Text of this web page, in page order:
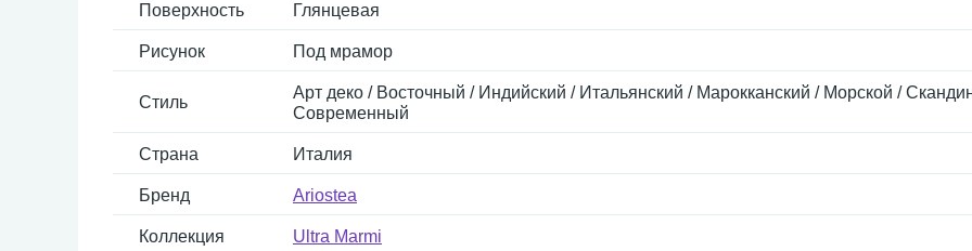
Поверхность Глянцевая
Рисунок Под мрамор
Стиль
Арт деко / Восточный / Индийский / Итальянский / Марокканский / Морской /
Современный
Страна Италия
Бренд Ariostea
Коллекция Ultra Marmi